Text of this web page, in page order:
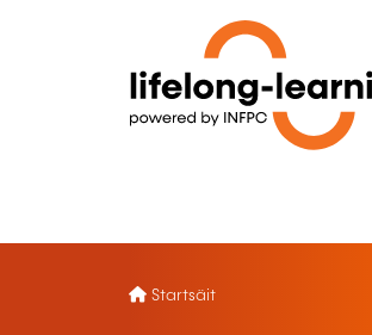
Startsäit